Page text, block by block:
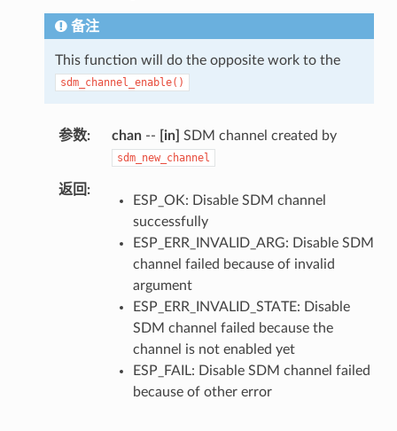
备注
This function will do the opposite work to the
sdm_channel_enable()
参数 chan-- [in] SDM channel created by
sdm_new_channel
返回
ESP_OK: Disable SDM channel
successfully
ESP_ERR_INVALID_ARG: Disable SDM
channel failed because of invalid
argument
ESP_ERR_INVALID_STATE: Disable
SDM channel failed because the
channel is not enabled yet
ESP_FAIL: Disable SDM channel failed
because of other error